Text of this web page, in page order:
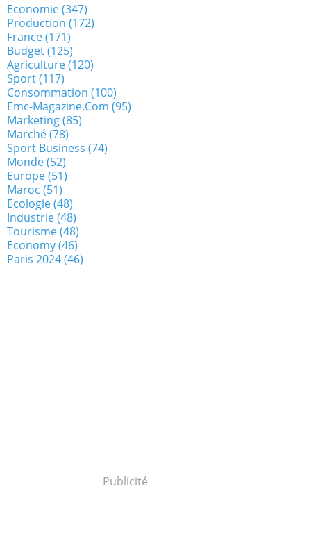
Economie(347)
Production (172)
France(171)
Budget(125)
Agriculture(120)
Sport(117)
Consommation (100)
Emc-Magazine.com (95)
Marketing(85)
Marché(78)
Sport Business (74)
Monde(52)
Europe(51)
Maroc (51)
Ecologie(48)
Industrie(48)
Tourisme(48)
Economy(46)
Paris 2024(46)
Publicité